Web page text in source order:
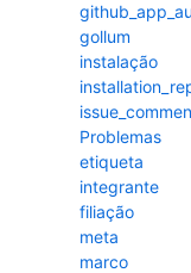
gollum
instalação
Problemas
etiqueta
integrante
filiação
meta
marco